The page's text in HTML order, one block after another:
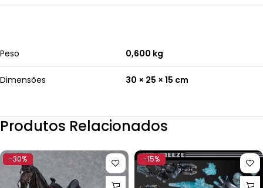
Peso 0,600 kg
Dimensões 30 × 25 × 15 cm
Produtos Relacionados
-30% -15%